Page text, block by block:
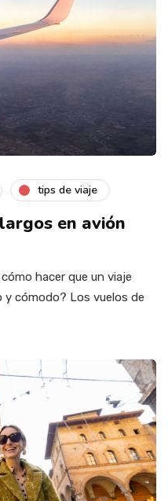
tips de viaje
en avión
hacer que un viaje
y cómodo? Los vuelos de